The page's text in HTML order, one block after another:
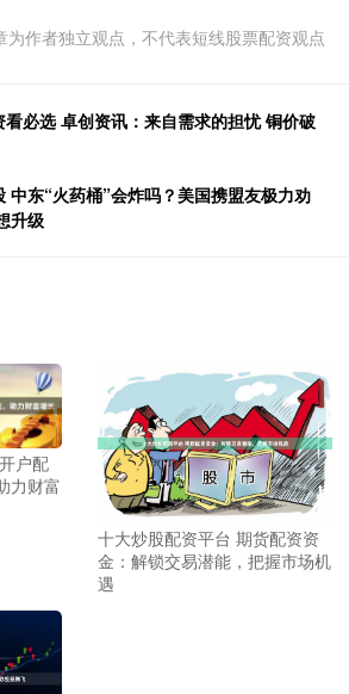
为作者独立观点，不代表短线股票配资观点
必选 卓创资讯：来自需求的担忧 铜价破
中东“火药桶”会炸吗？美国携盟友极力劝
升级
户配
力财富
十大炒股配资平台 期货配资资
金：解锁交易潜能，把握市场机
遇